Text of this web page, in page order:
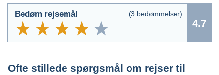
Bedøm rejsemål (3 bedømmelser)
4.7
Ofte stillede spørgsmål om rejser til